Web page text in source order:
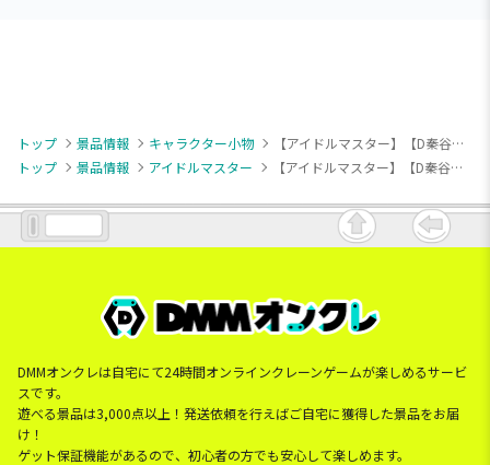
トップ 景品情報 キャラクター小物
【アイドルマスター】【D秦谷美鈴】学園アイドルマスター スタンド付きビッグアクリルプレート～スウィートストロベリー～vol.2
トップ
景品情報 アイドルマスター 【アイドルマスター】【D秦谷美鈴】学園アイドルマスター スタンド付きビッグアクリルプレート～スウィートストロベリー～vol.2
DMMオンクレは自宅にて24時間オンラインクレーンゲームが楽しめるサービ
スです。
遊べる景品は3,000点以上！発送依頼を行えばご自宅に獲得した景品をお届
け！
ゲット保証機能があるので、初心者の方でも安心して楽しめます。